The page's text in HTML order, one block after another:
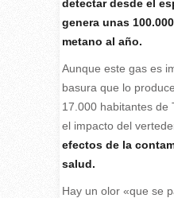
detectar desde el
genera unas
metano al año.
Aunque este gas es
basura que lo
17.000 habitantes de
el impacto del
efectos de la
salud.
Hay un olor «que se